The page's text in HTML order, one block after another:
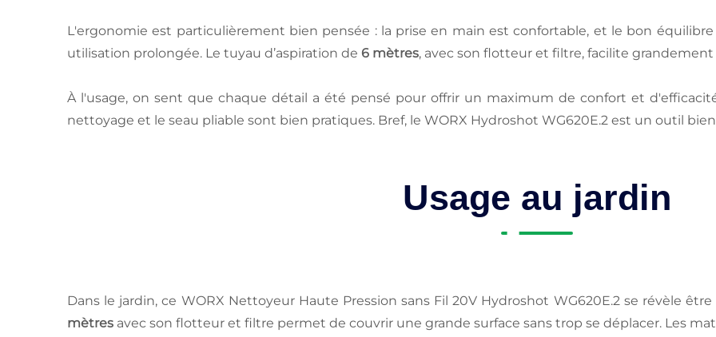
L'ergonomie est particulièrement bien pensée : la prise en main est confortable, et le bon
utilisation prolongée. Le tuyau d’aspiration de 6 mètres, avec son flotteur et filtre, facilite
À l'usage, on sent que chaque détail a été pensé pour offrir un maximum de confort et
nettoyage et le seau pliable sont bien pratiques. Bref, le WORX Hydroshot WG620E.2 est un outil
Usage au jardin
Dans le jardin, ce WORX Nettoyeur Haute Pression sans Fil 20V Hydroshot WG620E.2 se révèle
mètres avec son flotteur et filtre permet de couvrir une grande surface sans trop se déplacer. Les